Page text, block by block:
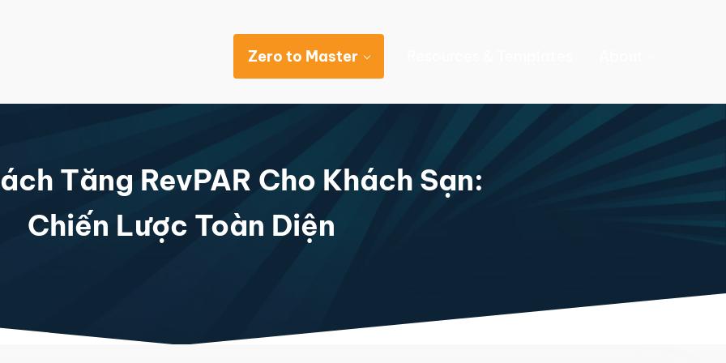
sạn
Zero to Master
Tăng RevPAR Cho Khách Sạn:
Chiến Lược Toàn Diện